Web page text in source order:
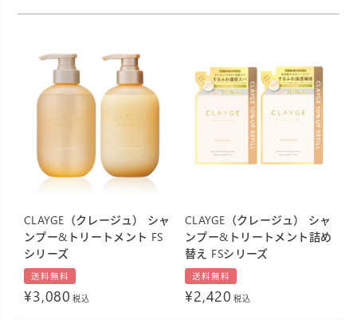
CLAYGE（クレージュ） シャ
ンプー&トリートメント FS
シリーズ
送料無料
¥3,080 税込
CLAYGE（クレージュ） シャ
ンプー&トリートメント詰め
替え FSシリーズ
送料無料
¥2,420 税込